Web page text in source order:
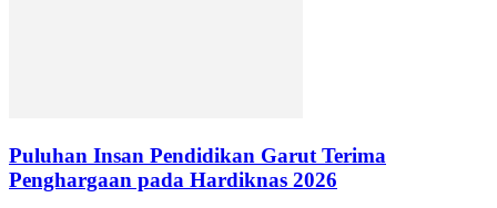
Puluhan Insan Pendidikan Garut Terima
Penghargaan pada Hardiknas 2026